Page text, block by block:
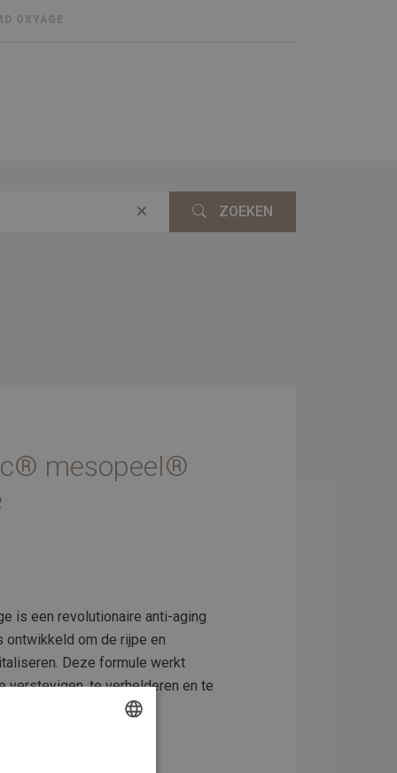
OXYAGE
ZOEKEN
mesopeel®
is een revolutionaire anti-aging
om de rijpe en
Deze formule werkt
verstevigen, te verhelderen en te